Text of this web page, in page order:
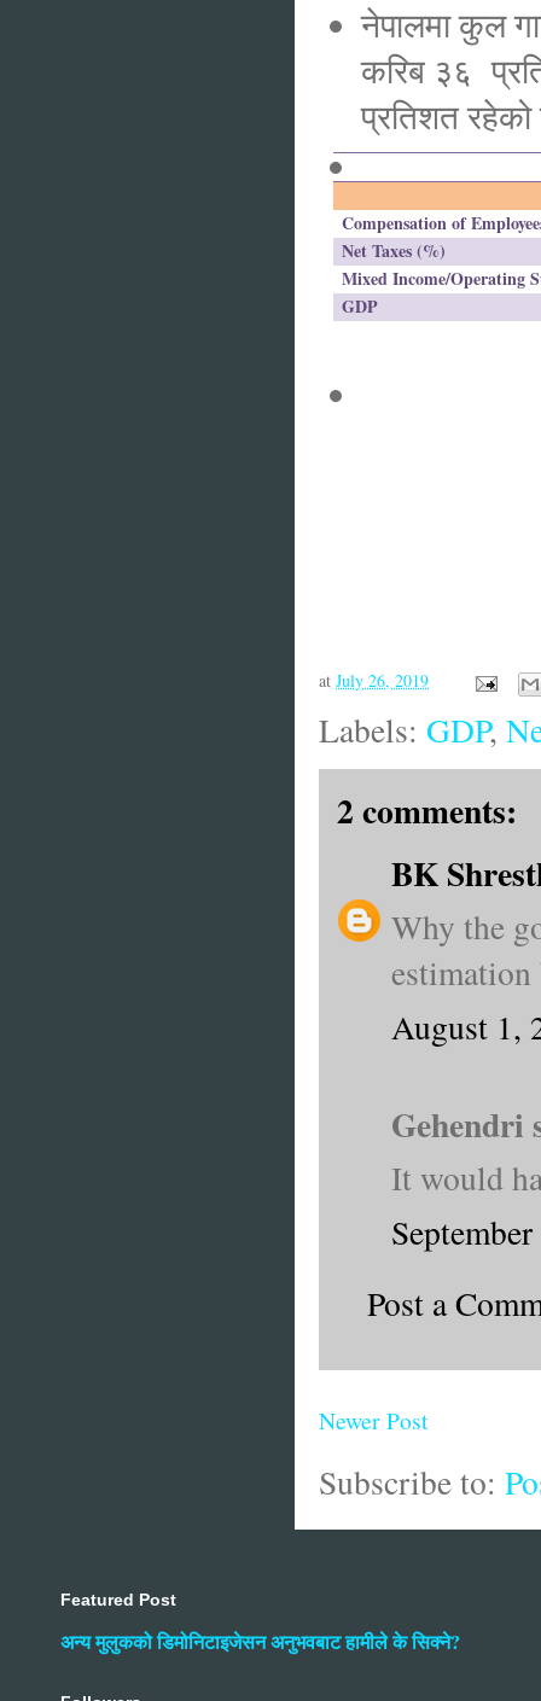
नेपालमा कुल
करिब ३६
प्रतिशत
Compensation of
Net Taxes (%)
Mixed Income/Operating
GDP
at July 26, 2019
Labels: GDP,
2 comments:
BK
Why the
estimation
August 1,
Gehendri
It would
Post a
Newer Post
Subscribe to:
Featured Post
अन्य मुलुकको डिमोनिटाइजेसन अनुभवबाट हामीले के सिक्ने?